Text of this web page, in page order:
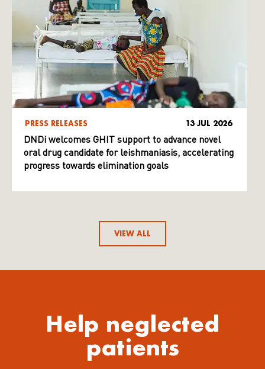
PRESS RELEASES 13 JUL 2026
DNDi welcomes GHIT support to advance novel
oral drug candidate for leishmaniasis, accelerating
progress towards elimination goals
VIEW ALL
Help neglected
patients